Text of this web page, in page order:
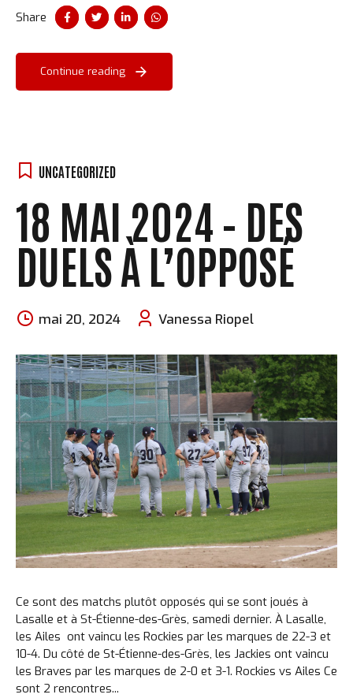
Share
Continue reading
UNCATEGORIZED
18 MAI 2024 – DES
DUELS À L’OPPOSÉ
mai 20, 2024 Vanessa Riopel
Ce sont des matchs plutôt opposés qui se sont joués à
Lasalle et à St-Étienne-des-Grès, samedi dernier. À Lasalle,
les Ailes ont vaincu les Rockies par les marques de 22-3 et
10-4. Du côté de St-Étienne-des-Grès, les Jackies ont vaincu
les Braves par les marques de 2-0 et 3-1. Rockies vs Ailes Ce
sont 2 rencontres...